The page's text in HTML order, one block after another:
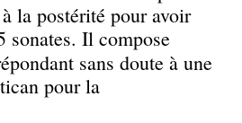
la postérité pour avoir
sonates. Il compose
sans doute à une
pour la